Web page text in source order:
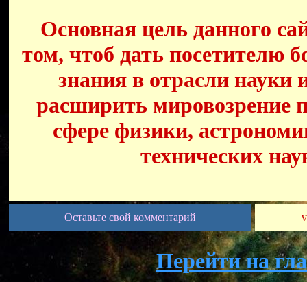
Основная цель данного
том, чтоб дать посетителю
знания в отрасли науки
расширить мировозрение
сфере физики,
технических
Оставьте свой комментарий
Перейти на